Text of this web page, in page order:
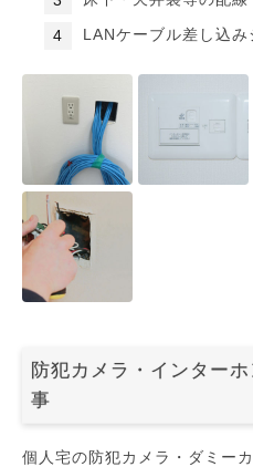
LANケーブル差し込
防犯カメラ・インター
事
個人宅の防犯カメラ・ダミー